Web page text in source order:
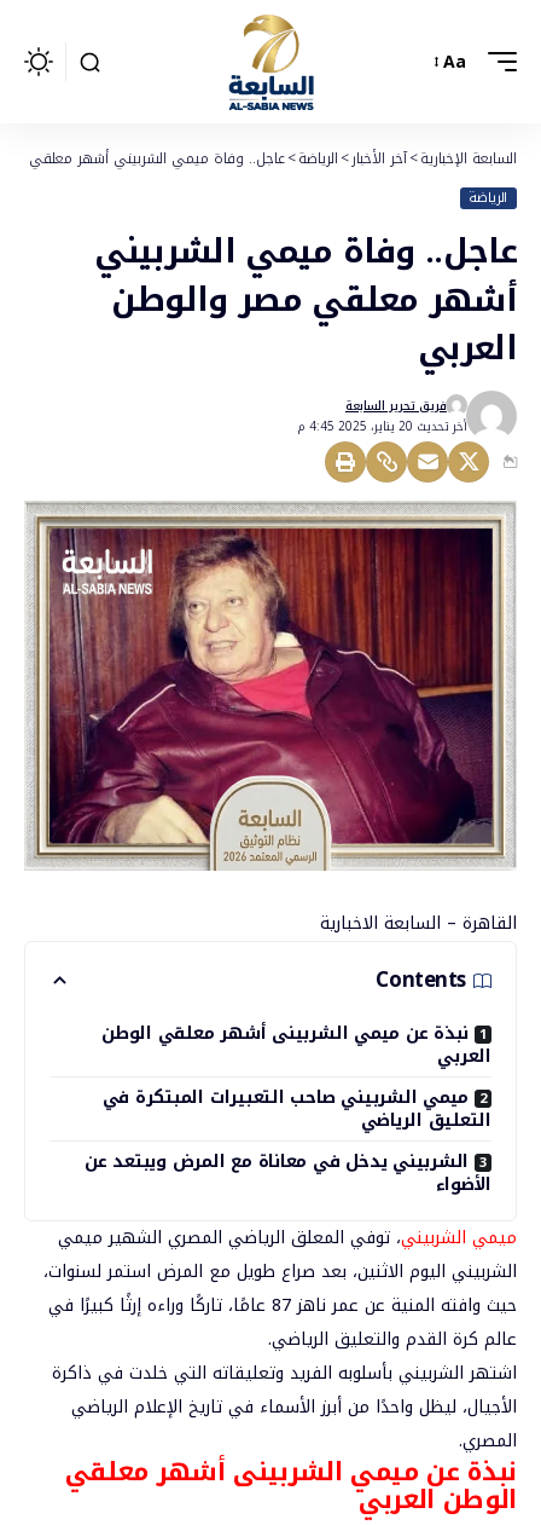
Aa
السابعة الإخبارية>آخر الأخبار>الرياضة>عاجل.. وفاة ميمي الشربيني أشهر معلقي مصر
الرياضة
عاجل.. وفاة ميمي الشربيني
أشهر معلقي مصر والوطن
العربي
أخر تحديث 20 يناير، 2025 4:45 م
فريق تحرير السابعة
القاهرة – السابعة الاخبارية
Contents
نبذة عن ميمي الشربينى أشهر معلقي الوطن
العربي
ميمي الشربيني صاحب التعبيرات المبتكرة في
التعليق الرياضي
الشربيني يدخل في معاناة مع المرض ويبتعد عن
الأضواء
ميمي الشربيني، توفي المعلق الرياضي المصري الشهيرميمي
الشربيني اليوم الاثنين، بعد صراع طويل مع المرض استمر لسنوات،
حيث وافته المنية عن عمر ناهز 87 عامًا، تاركًا وراءه إرثًا كبيرًا في
عالم كرة القدم والتعليق الرياضي.
اشتهر الشربيني بأسلوبه الفريد وتعليقاته التي خلدت في ذاكرة
الأجيال، ليظل واحدًا من أبرز الأسماء في تاريخ الإعلام الرياضي
المصري.
نبذة عن ميمي الشربينى أشهر معلقي
الوطن العربي